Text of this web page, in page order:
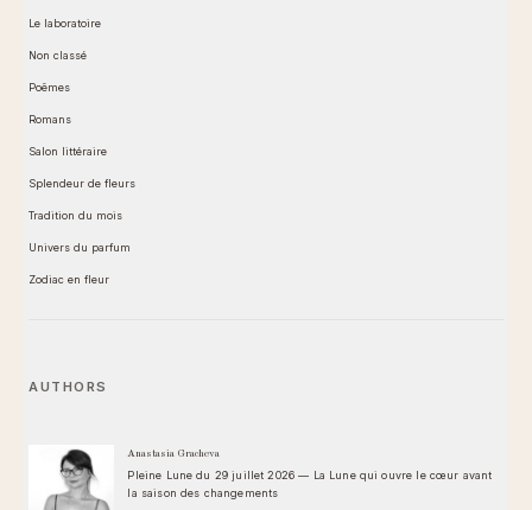
Le laboratoire
Non classé
Poêmes
Romans
Salon littéraire
Splendeur de fleurs
Tradition du mois
Univers du parfum
Zodiac en fleur
AUTHORS
Anastasia Gracheva
Pleine Lune du 29 juillet 2026 — La Lune qui ouvre le cœur avant
la saison des changements